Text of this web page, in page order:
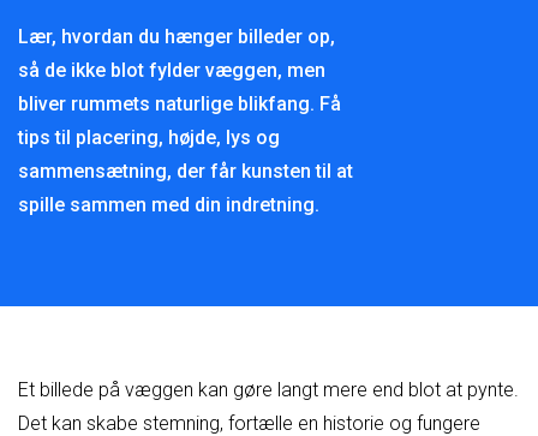
Lær, hvordan du hænger billeder op,
så de ikke blot fylder væggen, men
bliver rummets naturlige blikfang. Få
tips til placering, højde, lys og
sammensætning, der får kunsten til at
spille sammen med din indretning.
Et billede på væggen kan gøre langt mere end blot at pynte.
Det kan skabe stemning, fortælle en historie og fungere